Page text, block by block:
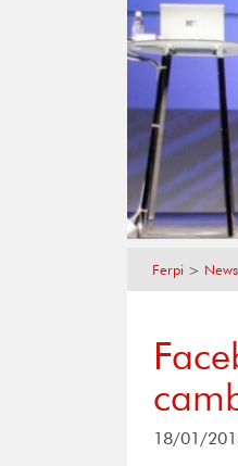
Ferpi > News
18/01/